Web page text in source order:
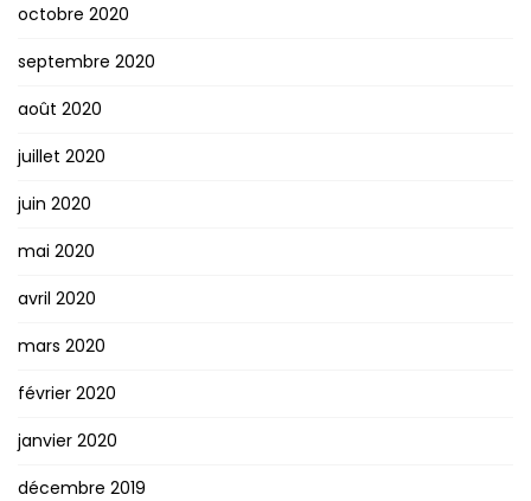
octobre 2020
septembre 2020
août 2020
juillet 2020
juin 2020
mai 2020
avril 2020
mars 2020
février 2020
janvier 2020
décembre 2019